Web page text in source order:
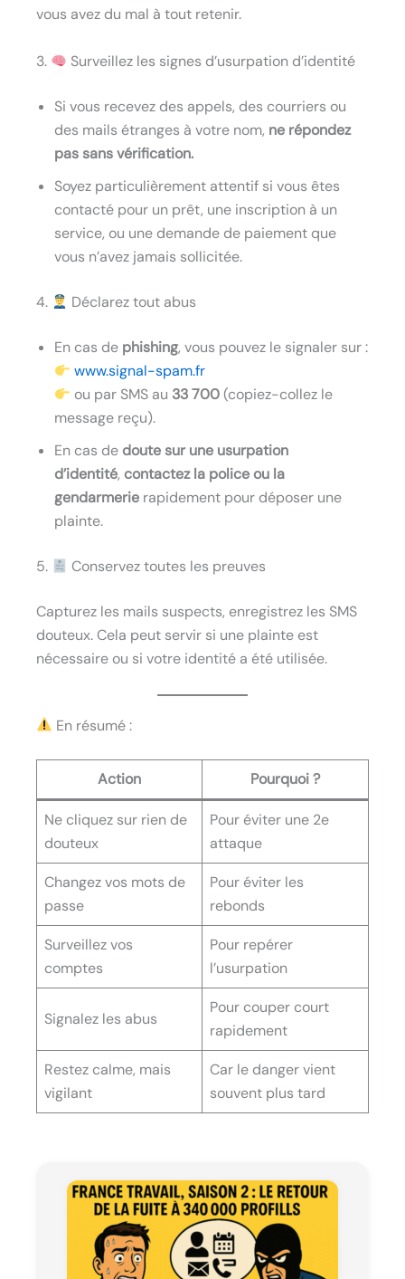
vous avez du mal à tout retenir.
3. Surveillez les signes d’usurpation d’identité
Si vous recevez des appels, des courriers ou
des mails étranges à votre nom, ne répondez
pas sans vérification.
Soyez particulièrement attentif si vous êtes
contacté pour un prêt, une inscription à un
service, ou une demande de paiement que
vous n’avez jamais sollicitée.
4. Déclarez tout abus
En cas de phishing, vous pouvez le signaler sur :
www.signal-spam.fr
ou par SMS au 33 700(copiez-collez le
message reçu).
En cas dedoute sur une usurpation
d’identité, contactez la police ou la
gendarmerie rapidement pour déposer une
plainte.
5. Conservez toutes les preuves
Capturez les mails suspects, enregistrez les SMS
douteux. Cela peut servir si une plainte est
nécessaire ou si votre identité a été utilisée.
En résumé :
Action Pourquoi ?
Ne cliquez sur rien de
douteux
Pour éviter une 2e
attaque
Changez vos mots de
passe
Pour éviter les
rebonds
Surveillez vos
comptes
Pour repérer
l’usurpation
Signalez les abus
Pour couper court
rapidement
Restez calme, mais
vigilant
Car le danger vient
souvent plus tard